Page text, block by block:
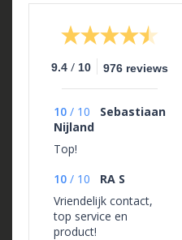
9.4 / 10 976 reviews
10 / 10
Sebastiaan
Nijland
Top!
10 / 10
RA S
Vriendelijk contact,
top service en
product!